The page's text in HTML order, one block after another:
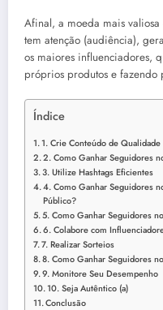
Afinal, a moeda mais
tem atenção (audiência),
os maiores influenciadores,
próprios produtos e fazendo
Índice
1. Crie Conteúdo de Qualidade
2. Como Ganhar Seguidores
3. Utilize Hashtags Eficientes
4. Como Ganhar Seguidores
Público?
5. Como Ganhar Seguidores
6. Colabore com
7. Realizar Sorteios
8. Como Ganhar Seguidores
9. Monitore Seu Desempenho
10. Seja Autêntico (a)
Conclusão